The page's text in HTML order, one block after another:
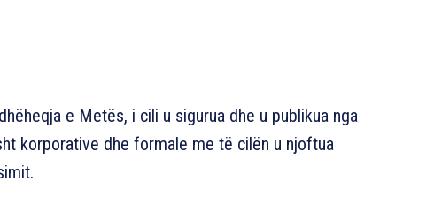
e Metës, i cili u sigurua dhe u publikua nga
korporative dhe formale me të cilën u njoftua